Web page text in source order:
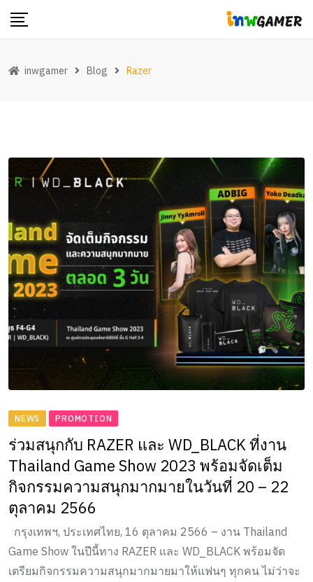
Skip
inwgamer Blog Razer
NEWS PROMOTION
ร่วมสนุกกับ RAZER และ WD_BLACK ที่งาน
Thailand Game Show 2023 พร้อมจัดเต็ม
กิจกรรมความสนุกมากมายในวันที่ 20 – 22
ตุลาคม 2566
กรุงเทพฯ, ประเทศไทย, 16 ตุลาคม 2566 – งาน Thailand
Game Show ในปีนี้ทาง RAZER และ WD_BLACK พร้อมจัด
เตรียมกิจกรรมความสนุกมากมายมาให้แฟนๆ ทุกคน ไม่ว่าจะ